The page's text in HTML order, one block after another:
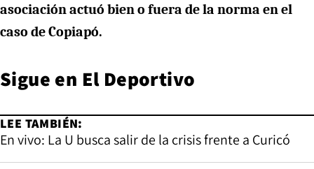
asociación actuó bien o fuera de la norma en el
caso de Copiapó.
Sigue en El Deportivo
LEE TAMBIÉN:
En vivo: La U busca salir de la crisis frente a Curicó